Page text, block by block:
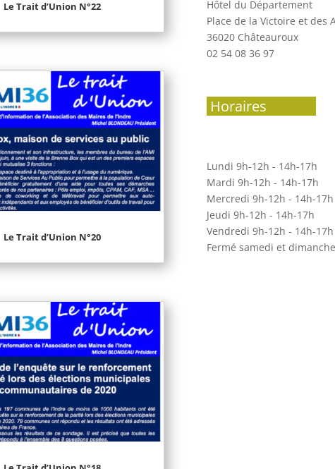
Le Trait d’Union N°22
Le Trait d’Union N°20
Hôtel du Département
Place de la Victoire et des
36020 Châteauroux
02 54 08 36 97
Horaires
Lundi 9h-12h - 14h-17h
Mardi 9h-12h - 14h-17h
Mercredi 9h-12h - 14h-17h
Jeudi 9h-12h - 14h-17h
Vendredi 9h-12h - 14h-17h
Fermé samedi et dimanche